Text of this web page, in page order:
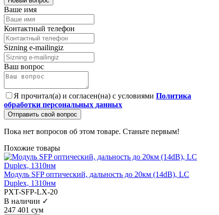
Ваше имя
Контактный телефон
Sizning e-mailingiz
Ваш вопрос
Я прочитал(а) и согласен(на) с условиями Политика
обработки персональных данных
Отправить свой вопрос
Пока нет вопросов об этом товаре. Станьте первым!
Похожие товары
Модуль SFP оптический, дальность до 20км (14dB), LC
Duplex, 1310нм
PXT-SFP-LX-20
В наличии ✓
247 401 сум